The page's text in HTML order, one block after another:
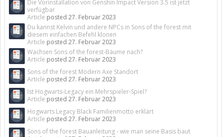
Die Vorinstallation von Genshin Impact Version 3.5 ist jetzt
verfügbar
Article posted 27. Februar 2023
Du kannst Kelvin und andere NPCs in Sons of the forest mit
diesem einfachen Befehl klonen
Article posted 27. Februar 2023
Wachsen Sons of the forest-Bäume nach?
Article posted 27. Februar 2023
Sons of the forest Modern Axe Standort
Article posted 27. Februar 2023
Ist Hogwarts-Legacy ein Mehrspieler-Spiel?
Article posted 27. Februar 2023
Hogwarts Legacy Black Familienmotto erklärt
Article posted 27. Februar 2023
Sons of the forest Bauanleitung - wie man seine Basis baut